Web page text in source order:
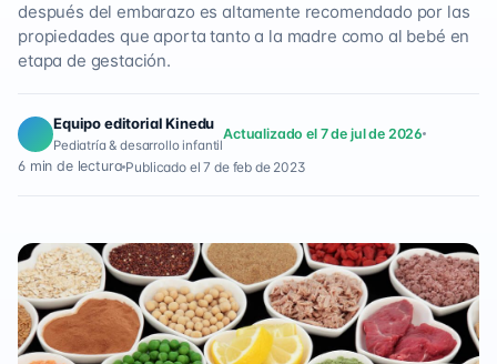
después del embarazo es altamente recomendado por las
propiedades que aporta tanto a la madre como al bebé en
etapa de gestación.
Equipo editorial Kinedu
Pediatría & desarrollo infantil
Actualizado el 7 de jul de 2026
6 min de lectura Publicado el 7 de feb de 2023